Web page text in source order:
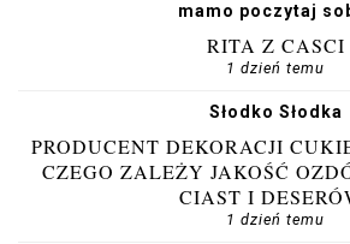
mamo poczytaj
RITA Z CASCI
1 dzień temu
Słodko Słodka
PRODUCENT DEKORACJI
CZEGO ZALEŻY JAKOŚĆ
CIAST I
1 dzień temu